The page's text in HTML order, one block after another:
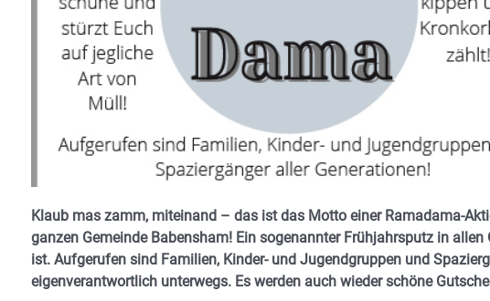
Klaub mas zamm, miteinand – das ist das Motto einer Ramadama-
ganzen Gemeinde Babensham! Ein sogenannter Frühjahrsputz in
ist. Aufgerufen sind Familien, Kinder- und Jugendgruppen und
eigenverantwortlich unterwegs. Es werden auch wieder schöne